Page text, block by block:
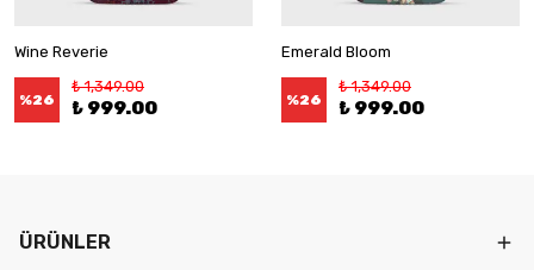
Wine Reverie
%26
₺ 1,349.00
₺ 999.00
Emerald Bloom
%26
₺ 1,349.00
₺ 999.00
ÜRÜNLER